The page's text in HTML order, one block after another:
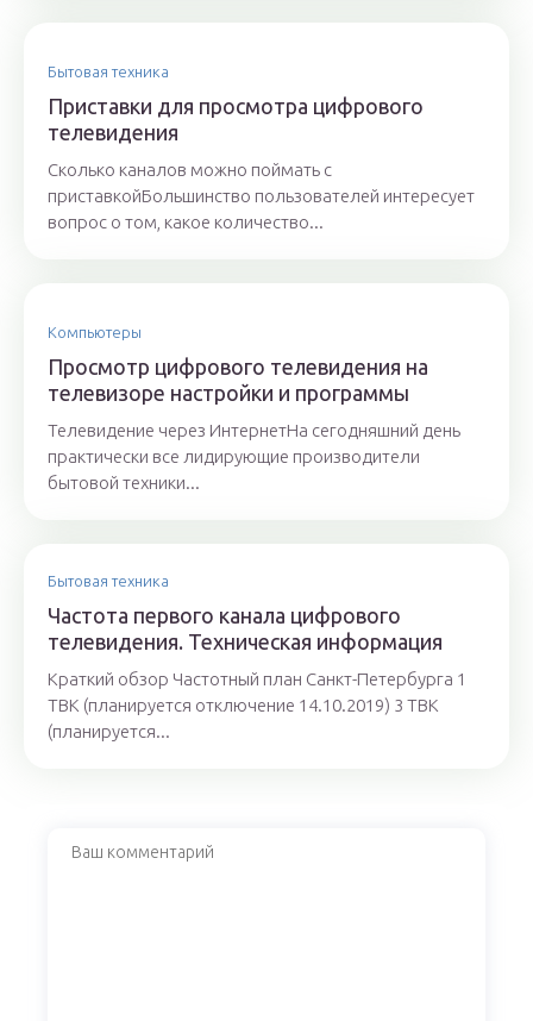
Бытовая техника
Приставки для просмотра цифрового
телевидения
Сколько каналов можно поймать с
приставкойБольшинство пользователей интересует
вопрос о том, какое количество...
Компьютеры
Просмотр цифрового телевидения на
телевизоре настройки и программы
Телевидение через ИнтернетНа сегодняшний день
практически все лидирующие производители
бытовой техники...
Бытовая техника
Частота первого канала цифрового
телевидения. Техническая информация
Краткий обзор Частотный план Санкт-Петербурга 1
ТВК (планируется отключение 14.10.2019) 3 ТВК
(планируется...